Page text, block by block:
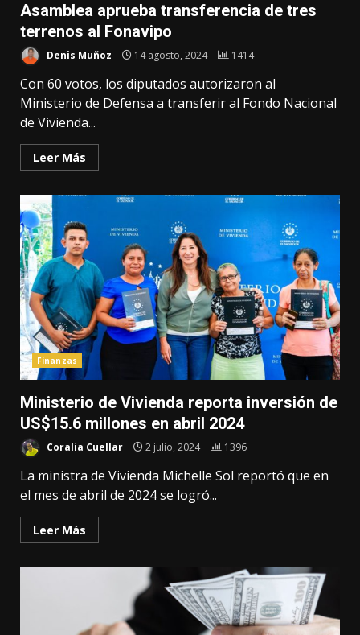
Asamblea aprueba transferencia de tres
terrenos al Fonavipo
Denis Muñoz 14 agosto, 2024 1414
Con 60 votos, los diputados autorizaron al
Ministerio de Defensa a transferir al Fondo Nacional
de Vivienda...
Leer Más
Finanzas
Ministerio de Vivienda reporta inversión de
US$15.6 millones en abril 2024
Coralia Cuellar 2 julio, 2024 1396
La ministra de Vivienda Michelle Sol reportó que en
el mes de abril de 2024 se logró...
Leer Más